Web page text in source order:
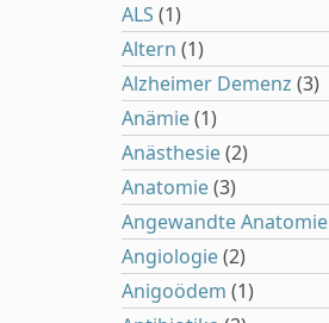
ALS (1)
Altern (1)
Alzheimer Demenz (3)
Anämie(1)
Anästhesie(2)
Anatomie(3)
Angewandte Anatomie
Angiologie(2)
Anigoödem (1)